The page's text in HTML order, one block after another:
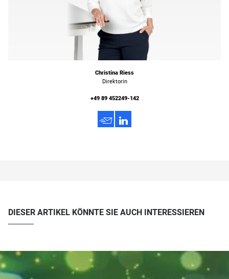
Christina Riess
Direktorin
+49 89 452249-142
h 3
DIESER ARTIKEL KÖNNTE SIE AUCH INTERESSIEREN